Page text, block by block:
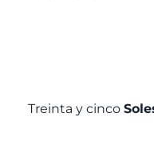
Treinta y cinco